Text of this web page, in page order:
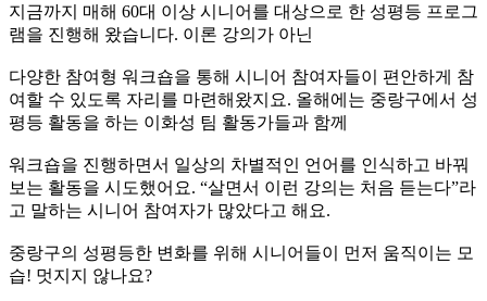
지금까지 매해 60대 이상 시니어를 대상으로 한 성평등 프로그
램을 진행해 왔습니다. 이론 강의가 아닌
다양한 참여형 워크숍을 통해 시니어 참여자들이 편안하게 참
여할 수 있도록 자리를 마련해왔지요. 올해에는 중랑구에서 성
평등 활동을 하는 이화성 팀 활동가들과 함께
워크숍을 진행하면서 일상의 차별적인 언어를 인식하고 바꿔
보는 활동을 시도했어요. “살면서 이런 강의는 처음 듣는다”라
고 말하는 시니어 참여자가 많았다고 해요.
중랑구의 성평등한 변화를 위해 시니어들이 먼저 움직이는 모
습! 멋지지 않나요?